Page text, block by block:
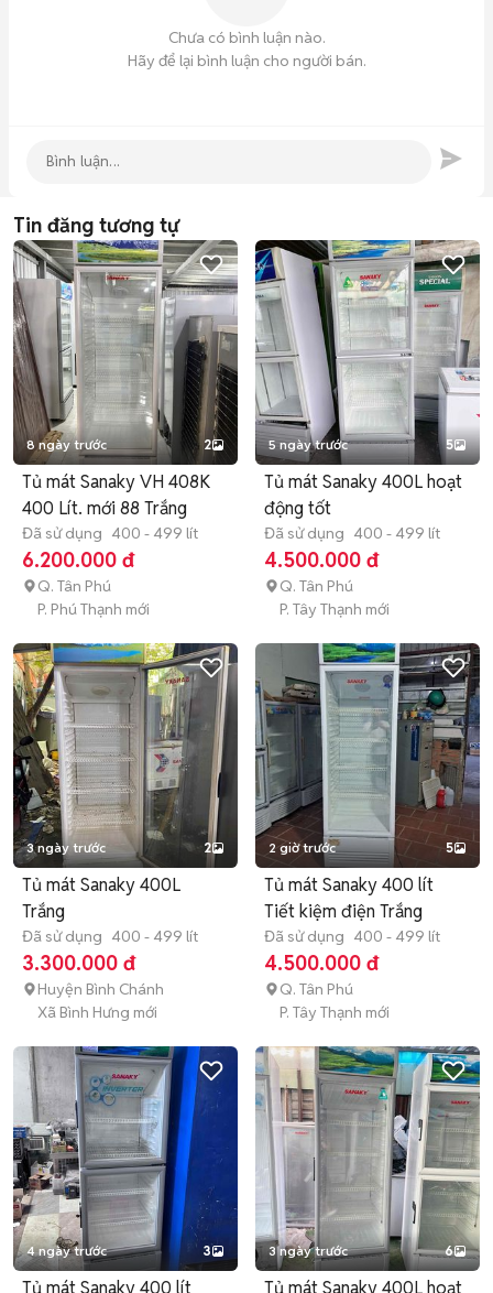
Chưa có bình luận nào.
Hãy để lại bình luận cho người bán.
Tin đăng tương tự
8 ngày trước 2
Tủ mát Sanaky VH 408K
400 Lít. mới 88 Trắng
Đã sử dụng 400 - 499 lít
6.200.000 đ
Q. Tân Phú
P. Phú Thạnh mới
5 ngày trước 5
Tủ mát Sanaky 400L hoạt
động tốt
Đã sử dụng 400 - 499 lít
4.500.000 đ
Q. Tân Phú
P. Tây Thạnh mới
3 ngày trước 2
Tủ mát Sanaky 400L
Trắng
Đã sử dụng 400 - 499 lít
3.300.000 đ
Huyện Bình Chánh
Xã Bình Hưng mới
2 giờ trước 5
Tủ mát Sanaky 400 lít
Tiết kiệm điện Trắng
Đã sử dụng 400 - 499 lít
4.500.000 đ
Q. Tân Phú
P. Tây Thạnh mới
4 ngày trước 3
Tủ mát Sanaky 400 lít
3 ngày trước 6
Tủ mát Sanaky 400L hoạt